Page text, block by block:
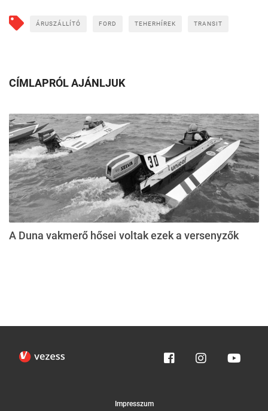
ÁRUSZÁLLÍTÓ FORD TEHERHÍREK TRANSIT
CÍMLAPRÓL AJÁNLJUK
A Duna vakmerő hősei voltak ezek a versenyzők
Impresszum